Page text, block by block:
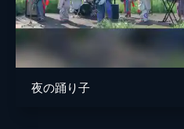
夜の踊り子